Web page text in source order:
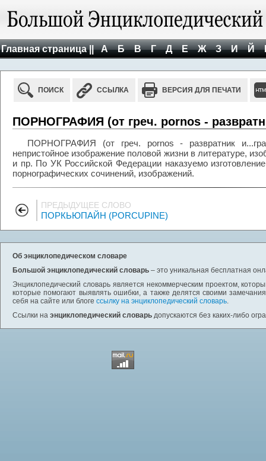
Главная страница || А Б В Г Д Е Ж З И Й
ПОИСК ССЫЛКА ВЕРСИЯ ДЛЯ ПЕЧАТИ
ПОРНОГРАФИЯ (от греч. pornos -
ПОРНОГРАФИЯ (от греч. pornos - развратник
непристойное изображение половой жизни в литературе,
и пр. По УК Российской Федерации наказуемо
порнографических сочинений, изображений.
ПРЕДЫДУЩЕЕ СЛОВО
ПОРКЬЮПАЙН (PORCUPINE)
Об энциклопедическом словаре
Большой энциклопедический словарь – это уникальная бесплатная
Энциклопедический словарь является некоммерческим проектом,
которые помогают выявлять ошибки, а также делятся своими
себя на сайте или блоге ссылку на энциклопедический словарь.
Ссылки на энциклопедический словарь допускаются без каких-либо